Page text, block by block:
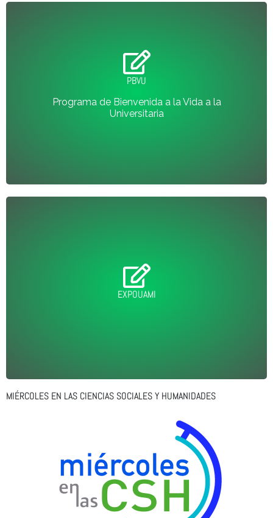
PBVU
Programa de Bienvenida a la Vida a la
Universitaria
ENTRAR
EXPOUAMI
ENTRAR
MIÉRCOLES EN LAS CIENCIAS SOCIALES Y HUMANIDADES